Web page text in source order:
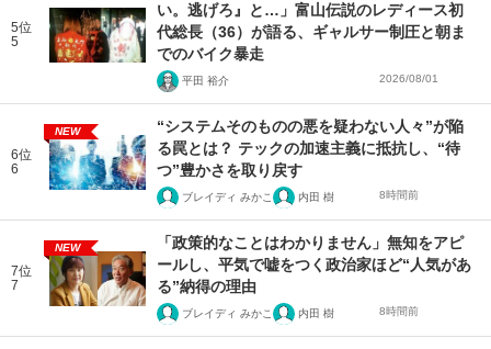
5位
5
い。逃げろ』と…」富山伝説のレディース初
代総長（36）が語る、ギャルサー制圧と朝ま
でのバイク暴走
平田 裕介 2026/08/01
6位
6
NEW
“システムそのものの悪を疑わない人々”が陥
る罠とは？ テックの加速主義に抵抗し、“待
つ”豊かさを取り戻す
ブレイディ みかこ 内田 樹 8時間前
7位
7
NEW
「政策的なことはわかりません」無知をアピ
ールし、平気で嘘をつく政治家ほど“人気があ
る”納得の理由
ブレイディ みかこ 内田 樹 8時間前